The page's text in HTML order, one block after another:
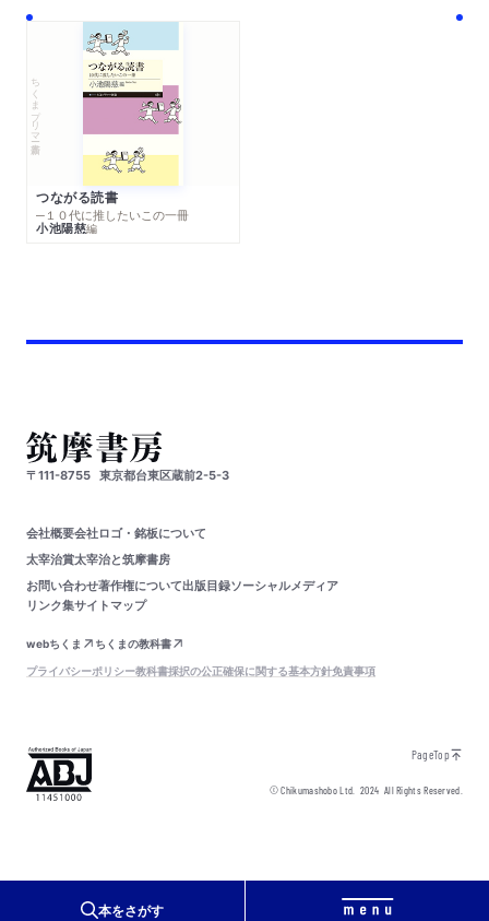
本をさがす
ちくまプリマー新書
つながる読書
─１０代に推したいこの一冊
小池陽慈編
〒111-8755 東京都台東区蔵前2-5-3
会社概要会社ロゴ・銘板について
太宰治賞太宰治と筑摩書房
お問い合わせ著作権について出版目録ソーシャルメディア
リンク集サイトマップ
webちくま
ちくまの教科書
プライバシーポリシー教科書採択の公正確保に関する基本方針免責事項
PageTop
© Chikumashobo Ltd.2024 All Rights Reserved.